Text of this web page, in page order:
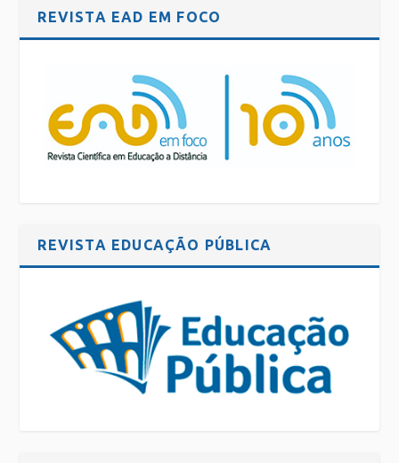
REVISTA EAD EM FOCO
REVISTA EDUCAÇÃO PÚBLICA